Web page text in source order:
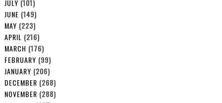
JULY (101)
JUNE (149)
MAY (223)
APRIL (216)
MARCH (176)
FEBRUARY (99)
JANUARY (206)
DECEMBER (268)
NOVEMBER (288)